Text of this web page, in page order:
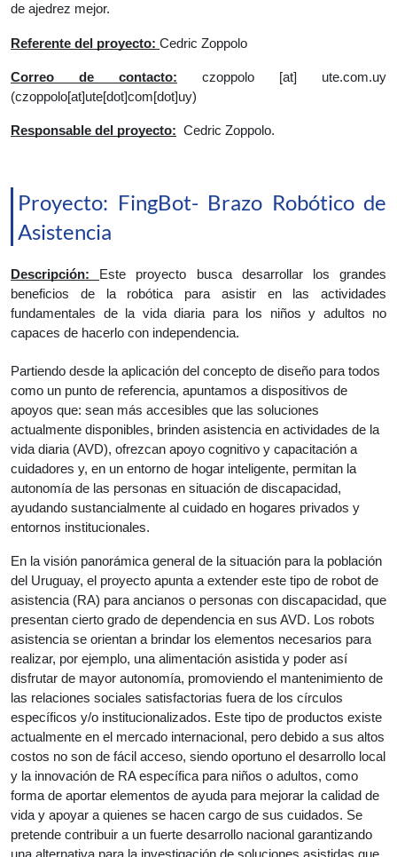
de ajedrez mejor.
Referente del proyecto: Cedric Zoppolo
Correo de contacto: czoppolo [at] ute.com.uy
(czoppolo[at]ute[dot]com[dot]uy)
Responsable del proyecto: Cedric Zoppolo.
Proyecto: FingBot- Brazo Robótico de
Asistencia
Descripción:
Este proyecto busca desarrollar los grandes
beneficios de la robótica para asistir en las actividades
fundamentales de la vida diaria para los niños y adultos no
capaces de hacerlo con independencia.
Partiendo desde la aplicación del concepto de diseño para todos
como un punto de referencia, apuntamos a dispositivos de
apoyos que: sean más accesibles que las soluciones
actualmente disponibles, brinden asistencia en actividades de la
vida diaria (AVD), ofrezcan apoyo cognitivo y capacitación a
cuidadores y, en un entorno de hogar inteligente, permitan la
ayudando sustancialmente al cuidado en hogares privados y
entornos institucionales.
En la visión panorámica general de la situación para la población
del Uruguay, el proyecto apunta a extender este tipo de robot de
asistencia (RA) para ancianos o personas con discapacidad, que
presentan cierto grado de dependencia en sus AVD. Los robots
asistencia se orientan a brindar los elementos necesarios para
realizar, por ejemplo, una alimentación asistida y poder así
disfrutar de mayor autonomía, promoviendo el mantenimiento de
las relaciones sociales satisfactorias fuera de los círculos
específicos y/o institucionalizados. Este tipo de productos existe
actualmente en el mercado internacional, pero debido a sus altos
costos no son de fácil acceso, siendo oportuno el desarrollo local
y la innovación de RA específica para niños o adultos, como
forma de aportar elementos de ayuda para mejorar la calidad de
vida y apoyar a quienes se hacen cargo de sus cuidados. Se
pretende contribuir a un fuerte desarrollo nacional garantizando